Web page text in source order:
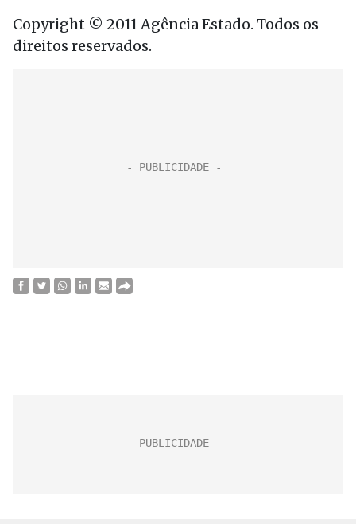
Copyright © 2011 Agência Estado. Todos os
direitos reservados.